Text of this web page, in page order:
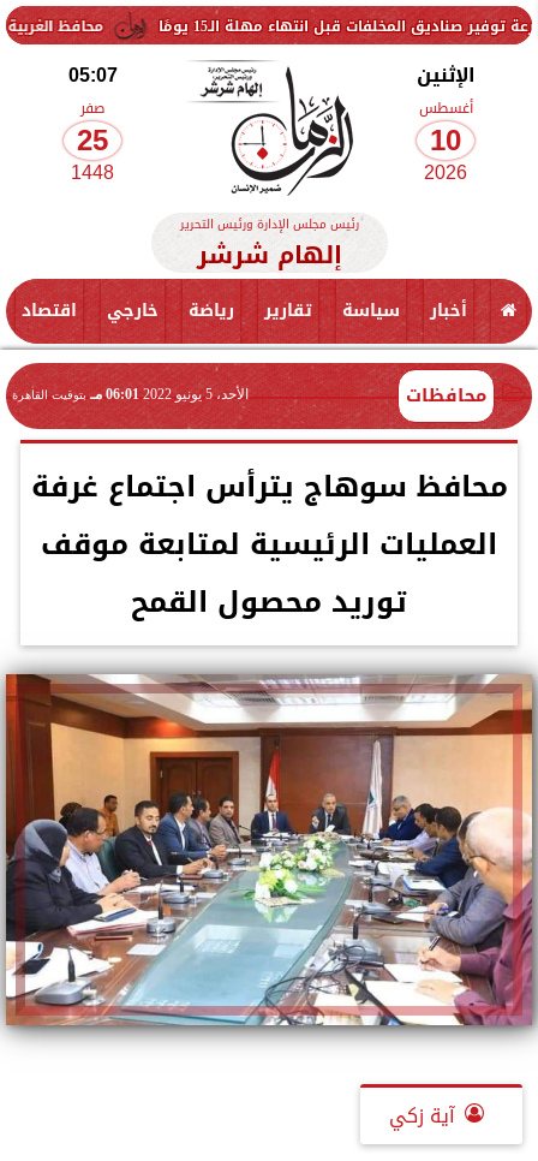
محافظ الغربية يتفقد حزمة قبل انتهاء مهلة الـ15 يومًا
الإثنين
أغسطس
10
2026
05:07
صفر
25
1448
رئيس مجلس الإدارة ورئيس التحرير
إلهام شرشر
أخبار سياسة تقارير رياضة خارجي اقتصاد
محافظات الأحد، 5 يونيو 2022 06:01 مـ بتوقيت القاهرة
محافظ سوهاج يترأس اجتماع غرفة
العمليات الرئيسية لمتابعة موقف
توريد محصول القمح
آية زكي